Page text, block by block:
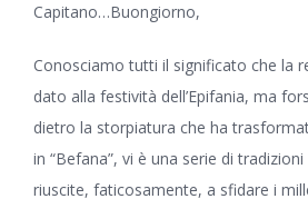
Capitano…Buongiorno,
Conosciamo tutti il significato che la
dato alla festività dell’Epifania, ma
dietro la storpiatura che ha
in “Befana”, vi è una serie di
riuscite, faticosamente, a sfidare i